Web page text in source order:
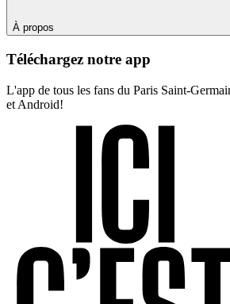
À propos
Téléchargez notre app
L'app de tous les fans du Paris Saint-
et Android!